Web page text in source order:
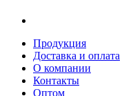
Продукция
Доставка и оплата
О компании
Контакты
Оптом